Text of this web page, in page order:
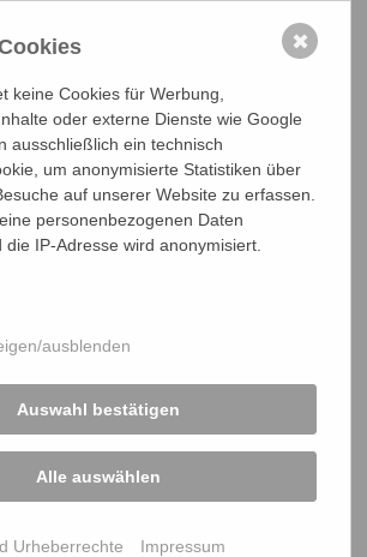
Entwicklung und Gerechtigkeit e.V.
keine Cookies für Werbung,
oder externe Dienste wie Google
ausschließlich ein technisch
um anonymisierte Statistiken über
auf unserer Website zu erfassen.
personenbezogenen Daten
die IP-Adresse wird anonymisiert.
ausblenden
Auswahl bestätigen
Alle auswählen
Urheberrechte Impressum
✖